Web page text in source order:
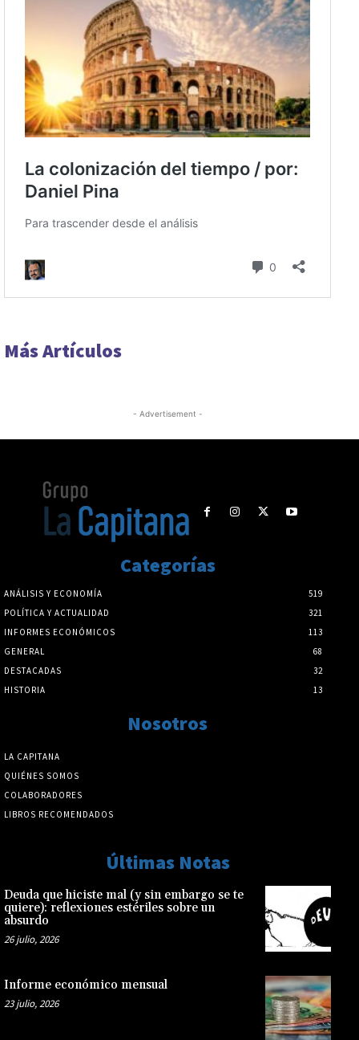
Más Artículos
- Advertisement -
Categorías
ANÁLISIS Y ECONOMÍA
519
POLÍTICA Y ACTUALIDAD
321
INFORMES ECONÓMICOS
113
GENERAL
68
DESTACADAS
32
HISTORIA
13
Nosotros
LA CAPITANA
QUIÉNES SOMOS
COLABORADORES
LIBROS RECOMENDADOS
Últimas Notas
Deuda que hiciste mal (y sin embargo se te
quiere): reflexiones estériles sobre un
absurdo
26 julio, 2026
Informe económico mensual
23 julio, 2026